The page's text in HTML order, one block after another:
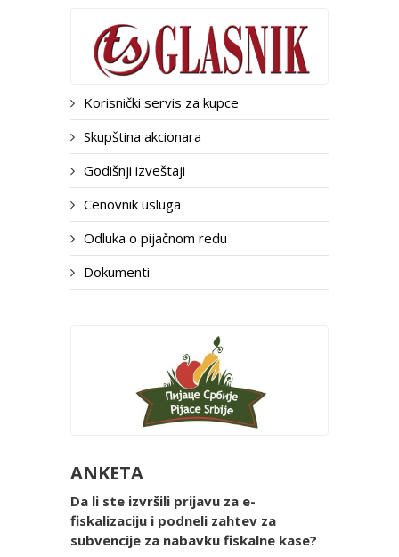
Korisnički servis za kupce
Skupština akcionara
Godišnji izveštaji
Cenovnik usluga
Odluka o pijačnom redu
Dokumenti
ANKETA
Da li ste izvršili prijavu za e-
fiskalizaciju i podneli zahtev za
subvencije za nabavku fiskalne kase?